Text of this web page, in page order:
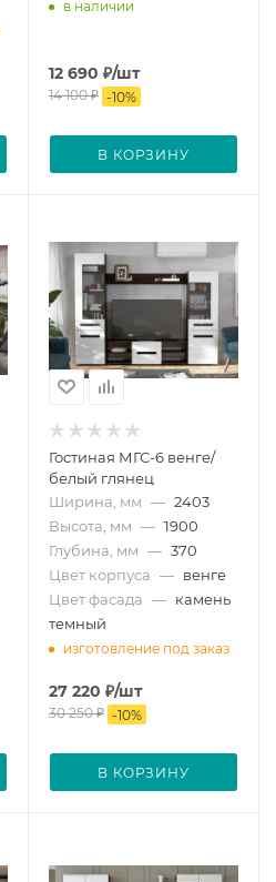
в наличии
12 690 ₽/шт
14 100₽ -10%
В КОРЗИНУ
Гостиная МГС-6 венге/
белый глянец
Ширина, мм — 2403
Высота, мм — 1900
Глубина, мм — 370
Цвет корпуса — венге
Цвет фасада — камень
темный
изготовление под заказ
27 220 ₽/шт
30 250₽ -10%
В КОРЗИНУ